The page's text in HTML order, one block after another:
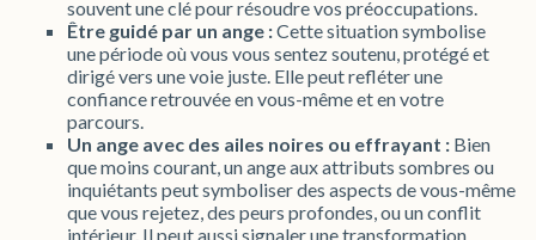
souvent une clé pour résoudre vos préoccupations.
Être guidé par un ange :Cette situation symbolise
une période où vous vous sentez soutenu, protégé et
dirigé vers une voie juste. Elle peut refléter une
confiance retrouvée en vous-même et en votre
parcours.
Un ange avec des ailes noires ou effrayant : Bien
que moins courant, un ange aux attributs sombres ou
inquiétants peut symboliser des aspects de vous-même
que vous rejetez, des peurs profondes, ou un conflit
intérieur. Il peut aussi signaler une transformation